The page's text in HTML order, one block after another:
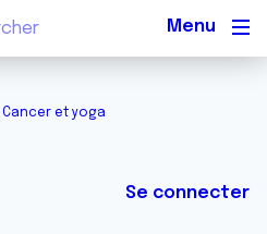
Cancer et yoga
Se connecter